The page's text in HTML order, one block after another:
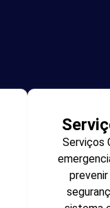
Serviços